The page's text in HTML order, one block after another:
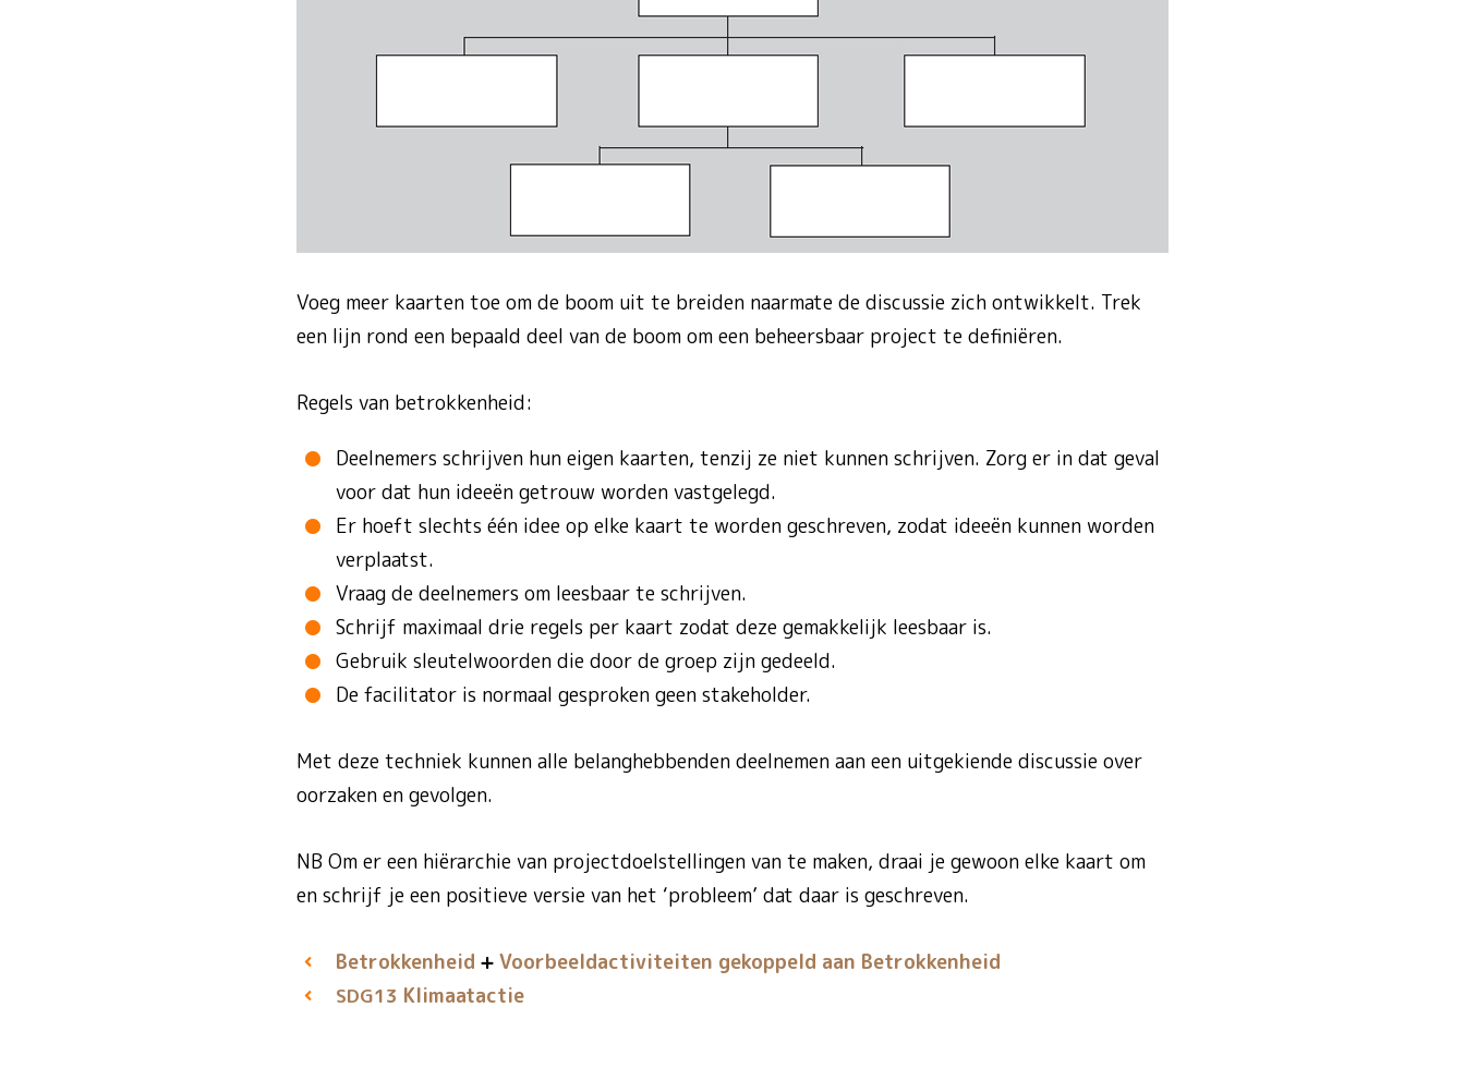
Voeg meer kaarten toe om de boom uit te breiden naarmate de discussie zich ontwikkelt. Trek
een lijn rond een bepaald deel van de boom om een ​​beheersbaar project te definiëren.
Regels van betrokkenheid:
Deelnemers schrijven hun eigen kaarten, tenzij ze niet kunnen schrijven. Zorg er in dat geval
voor dat hun ideeën getrouw worden vastgelegd.
Er hoeft slechts één idee op elke kaart te worden geschreven, zodat ideeën kunnen worden
verplaatst.
Vraag de deelnemers om leesbaar te schrijven.
Schrijf maximaal drie regels per kaart zodat deze gemakkelijk leesbaar is.
Gebruik sleutelwoorden die door de groep zijn gedeeld.
De facilitator is normaal gesproken geen stakeholder.
Met deze techniek kunnen alle belanghebbenden deelnemen aan een uitgekiende discussie over
oorzaken en gevolgen.
NB Om er een hiërarchie van projectdoelstellingen van te maken, draai je gewoon elke kaart om
en schrijf je een positieve versie van het ‘probleem’ dat daar is geschreven.
Betrokkenheid Voorbeeld­activiteiten gekoppeld aan Betrokkenheid
SDG13 Klimaatactie